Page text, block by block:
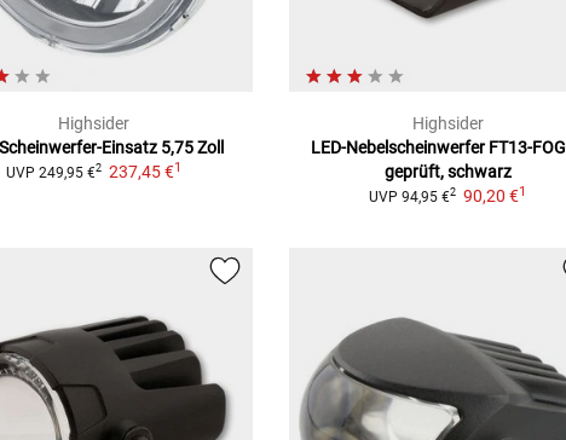
Highsider
Einsatz 5,75 Zoll
UVP 249,95 €2 237,45 €1
Highsider
LED-Nebelscheinwerfer FT13-FOG
geprüft, schwarz
UVP 94,95 €2 90,20 €1